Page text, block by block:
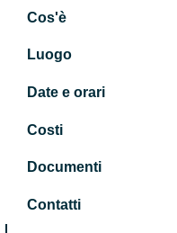
Cos'è
Luogo
Date e orari
Costi
Documenti
Contatti